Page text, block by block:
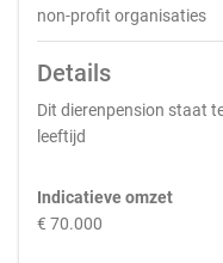
non-profit organisaties
Details
Dit dierenpension staat
leeftijd
Indicatieve omzet
€ 70.000